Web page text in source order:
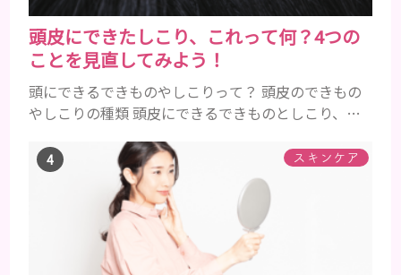
頭皮にできたしこり、これって何？4つの
ことを見直してみよう！
頭にできるできものやしこりって？ 頭皮のできもの
やしこりの種類 頭皮にできるできものとしこり、と
も違いますし、症状や種類によっても違います。まず
はどんな病気なのか、よりも、どんな種類のできも
のやしこりがあるのかを解説いきましょう。 水疱 ご
存知の方もいらっしゃるかと思いますが、すいほ
う、と読みます。これは表皮や表皮下にできるもので
す。表皮は0.2mmほ...
スキンケア